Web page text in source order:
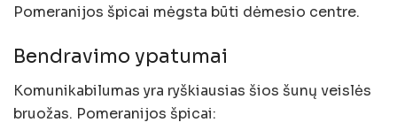
Pomeranijos špicai mėgsta būti dėmesio centre.
Bendravimo ypatumai
Komunikabilumas yra ryškiausias šios šunų veislės
bruožas. Pomeranijos špicai: